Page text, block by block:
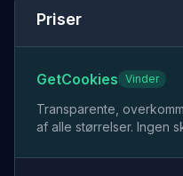
Priser
GetCookies Vinder
Transparente,
af alle størrelser. Ingen